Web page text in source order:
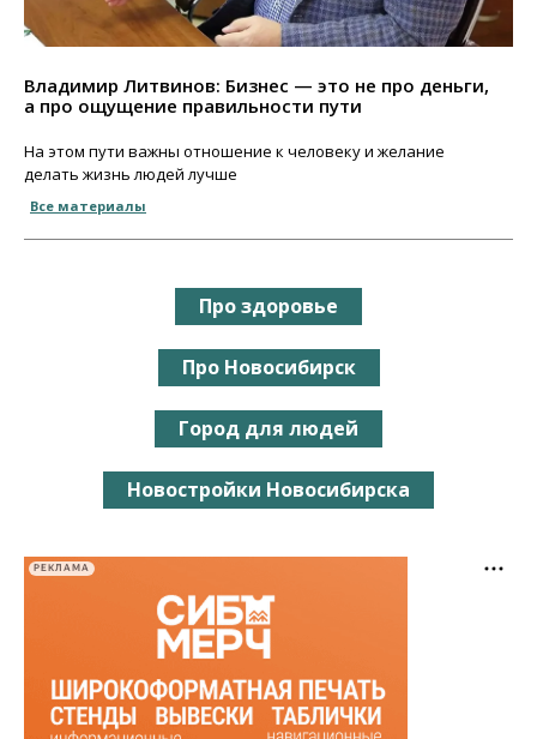
Владимир Литвинов: Бизнес — это не про деньги,
а про ощущение правильности пути
На этом пути важны отношение к человеку и желание
делать жизнь людей лучше
Все материалы
Про здоровье
Про Новосибирск
Город для людей
Новостройки Новосибирска
РЕКЛАМА